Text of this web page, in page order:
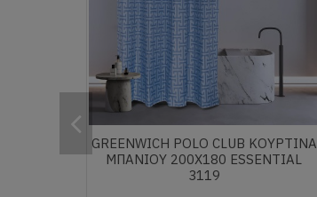
GREENWICH POLO CLUB ΚΟΥΡΤΙΝΑ
ΜΠΑΝΙΟΥ 200Χ180 ESSENTIAL
3119